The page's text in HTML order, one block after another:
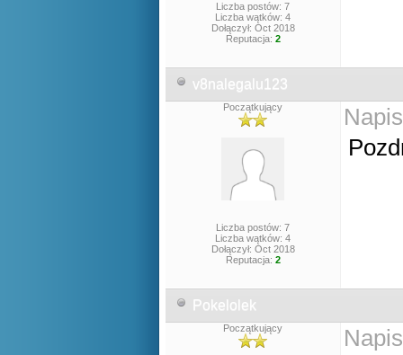
Liczba postów: 7
Liczba wątków: 4
Dołączył: Oct 2018
Reputacja: 2
v8nalegalu123
Początkujący
Liczba postów: 7
Liczba wątków: 4
Dołączył: Oct 2018
Reputacja: 2
Pokelolek
Początkujący